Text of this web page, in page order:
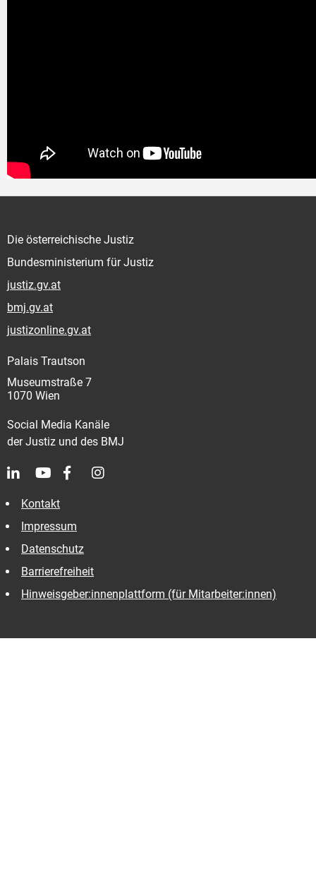
Die österreichische Justiz
Bundesministerium für Justiz
justiz.gv.at
bmj.gv.at
justizonline.gv.at
Palais Trautson
Museumstraße 7
1070 Wien
Social Media Kanäle
der Justiz und des BMJ
Kontakt
Impressum
Datenschutz
Barrierefreiheit
Hinweisgeber:innenplattform (für Mitarbeiter:innen)